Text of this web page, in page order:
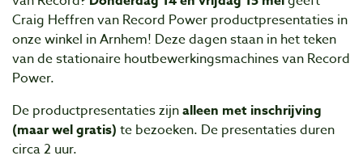
Craig Heffren van Record Power productpresentaties in
onze winkel in Arnhem! Deze dagen staan in het teken
van de stationaire houtbewerkingsmachines van Record
Power.
De productpresentaties zijnalleen met inschrijving
(maar wel gratis) te bezoeken. De presentaties duren
circa 2 uur.